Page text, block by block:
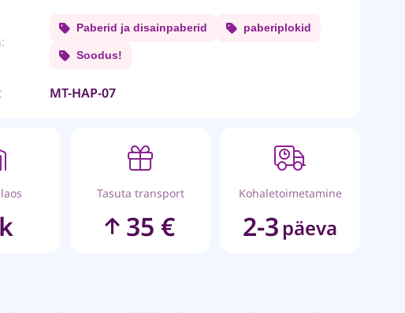
Paberid ja disainpaberid paberiplokid
Soodus!
MT-HAP-07
Tasuta transport
35 €
Kohaletoimetamine
2-3 päeva